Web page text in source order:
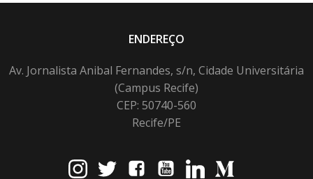
ENDEREÇO
Av. Jornalista Anibal Fernandes, s/n, Cidade Universitária
(Campus Recife)
CEP: 50740-560
Recife/PE